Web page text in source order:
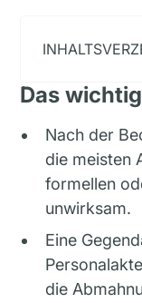
Heading 2
Das
Nach der
die meisten
formellen
unwirksam.
Eine
die